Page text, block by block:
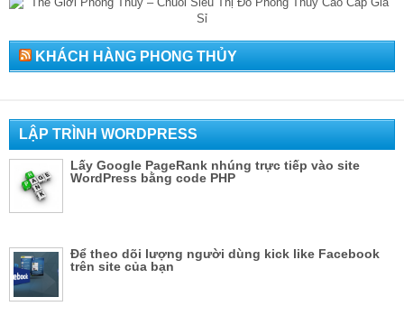
KHÁCH HÀNG PHONG THỦY
LẬP TRÌNH WORDPRESS
Lấy Google PageRank nhúng trực tiếp vào site
WordPress bằng code PHP
Để theo dõi lượng người dùng kick like Facebook
trên site của bạn